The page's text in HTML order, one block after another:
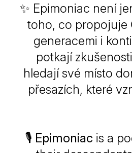
✨ Epimoniac není
toho, co propojuje
generacemi i
potkají
hledají své místo
přesazích, které
🎙️ Epimoniac is a